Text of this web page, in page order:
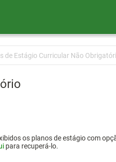
de Estágio Curricular Não
os planos de estágio com
para recuperá-lo.